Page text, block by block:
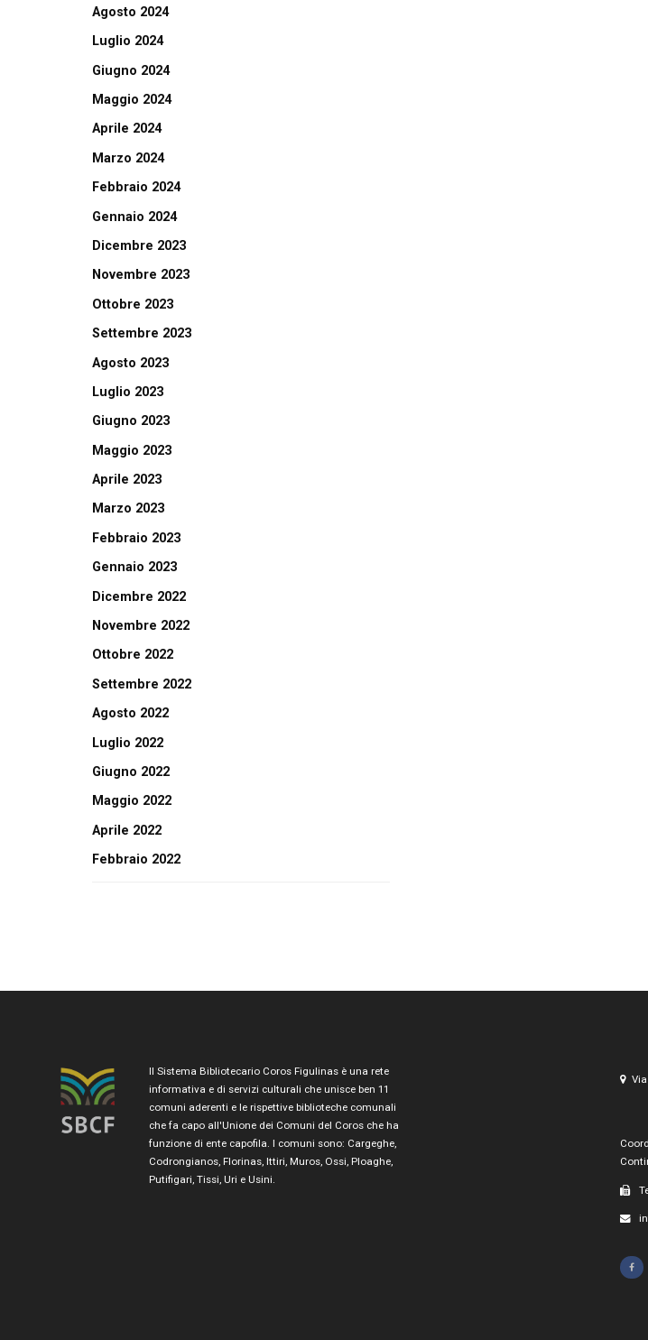
Agosto 2024
Luglio 2024
Giugno 2024
Maggio 2024
Aprile 2024
Marzo 2024
Febbraio 2024
Gennaio 2024
Dicembre 2023
Novembre 2023
Ottobre 2023
Settembre 2023
Agosto 2023
Luglio 2023
Giugno 2023
Maggio 2023
Aprile 2023
Marzo 2023
Febbraio 2023
Gennaio 2023
Dicembre 2022
Novembre 2022
Ottobre 2022
Settembre 2022
Agosto 2022
Luglio 2022
Giugno 2022
Maggio 2022
Aprile 2022
Febbraio 2022
Il Sistema Bibliotecario Coros Figulinas è una rete
informativa e di servizi culturali che unisce ben 11
comuni aderenti e le rispettive biblioteche comunali
che fa capo all'Unione dei Comuni del Coros che ha
funzione di ente capofila. I comuni sono: Cargeghe,
Codrongianos, Florinas, Ittiri, Muros, Ossi, Ploaghe,
Putifigari, Tissi, Uri e Usini.